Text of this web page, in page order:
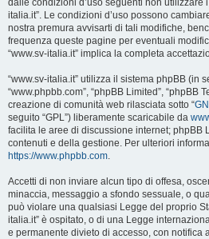
dalle condizioni d’uso seguenti non utilizzare
italia.it”. Le condizioni d’uso possono
nostra premura avvisarti di tali modifiche,
frequenza queste pagine per eventuali
“www.sv-italia.it” implica la completa
“www.sv-italia.it” utilizza il sistema phpBB (in
“www.phpbb.com”, “phpBB Limited”, “phpBB
creazione di comunità web rilasciata sotto “
seguito “GPL”) liberamente scaricabile da
facilita le aree di discussione internet; phpBB
contenuti e della gestione. Per ulteriori
https://www.phpbb.com.
Accetti di non inviare alcun tipo di offesa,
minaccia, messaggio a sfondo sessuale, o
può violare una qualsiasi Legge del proprio
italia.it” è ospitato, o di una Legge
e permanente divieto di accesso, con notifica